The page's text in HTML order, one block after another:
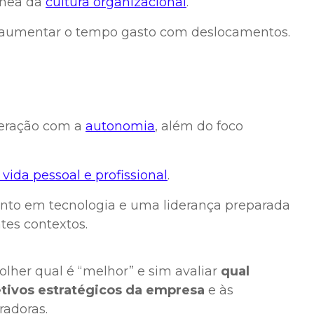
o tempo gasto com deslocamentos.
com a autonomia, além do foco
pessoal e profissional.
em tecnologia e uma liderança preparada
contextos.
qual é “melhor” e sim avaliar qual
estratégicos da empresa e às